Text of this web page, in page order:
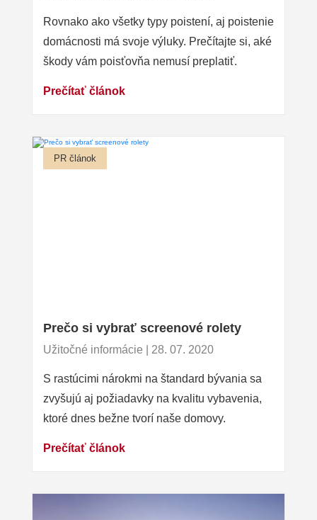
Rovnako ako všetky typy poistení, aj poistenie
domácnosti má svoje výluky. Prečítajte si, aké
škody vám poisťovňa nemusí preplatiť.
Prečítať článok
PR článok
Prečo si vybrať screenové rolety
Užitočné informácie | 28. 07. 2020
S rastúcimi nárokmi na štandard bývania sa
zvyšujú aj požiadavky na kvalitu vybavenia,
ktoré dnes bežne tvorí naše domovy.
Prečítať článok